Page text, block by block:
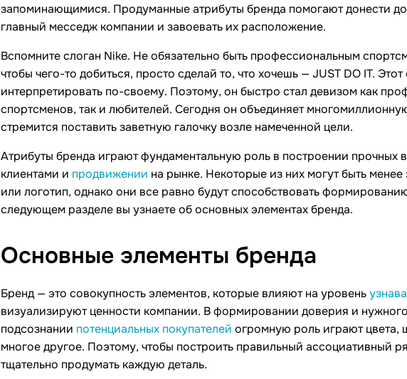
запоминающимися. Продуманные атрибуты бренда помогают донести
главный месседж компании и завоевать их расположение.
Вспомните слоган Nike. Не обязательно быть профессиональным
чтобы чего-то добиться, просто сделай то, что хочешь — JUST DO IT.
интерпретировать по-своему. Поэтому, он быстро стал девизом как
спортсменов, так и любителей. Сегодня он объединяет
стремится поставить заветную галочку возле намеченной цели.
Атрибуты бренда играют фундаментальную роль в построении прочных
клиентами и продвижении на рынке. Некоторые из них могут быть менее
или логотип, однако они все равно будут способствовать
следующем разделе вы узнаете об основных элементах бренда.
Основные элементы бренда
Бренд — это совокупность элементов, которые влияют на уровень
визуализируют ценности компании. В формировании доверия и
подсознании потенциальных покупателей огромную роль играют цвета,
многое другое. Поэтому, чтобы построить правильный ассоциативный
тщательно продумать каждую деталь.